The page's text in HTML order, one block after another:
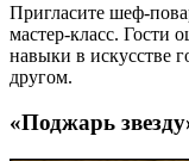
Пригласите шеф-
мастер-класс. Гости
навыки в искусстве
другом.
«Поджарь